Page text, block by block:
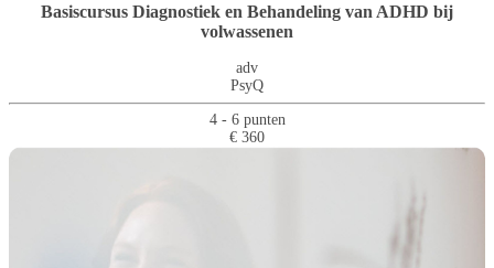
Basiscursus Diagnostiek en Behandeling van ADHD bij
volwassenen
adv
PsyQ
4 - 6 punten
€ 360